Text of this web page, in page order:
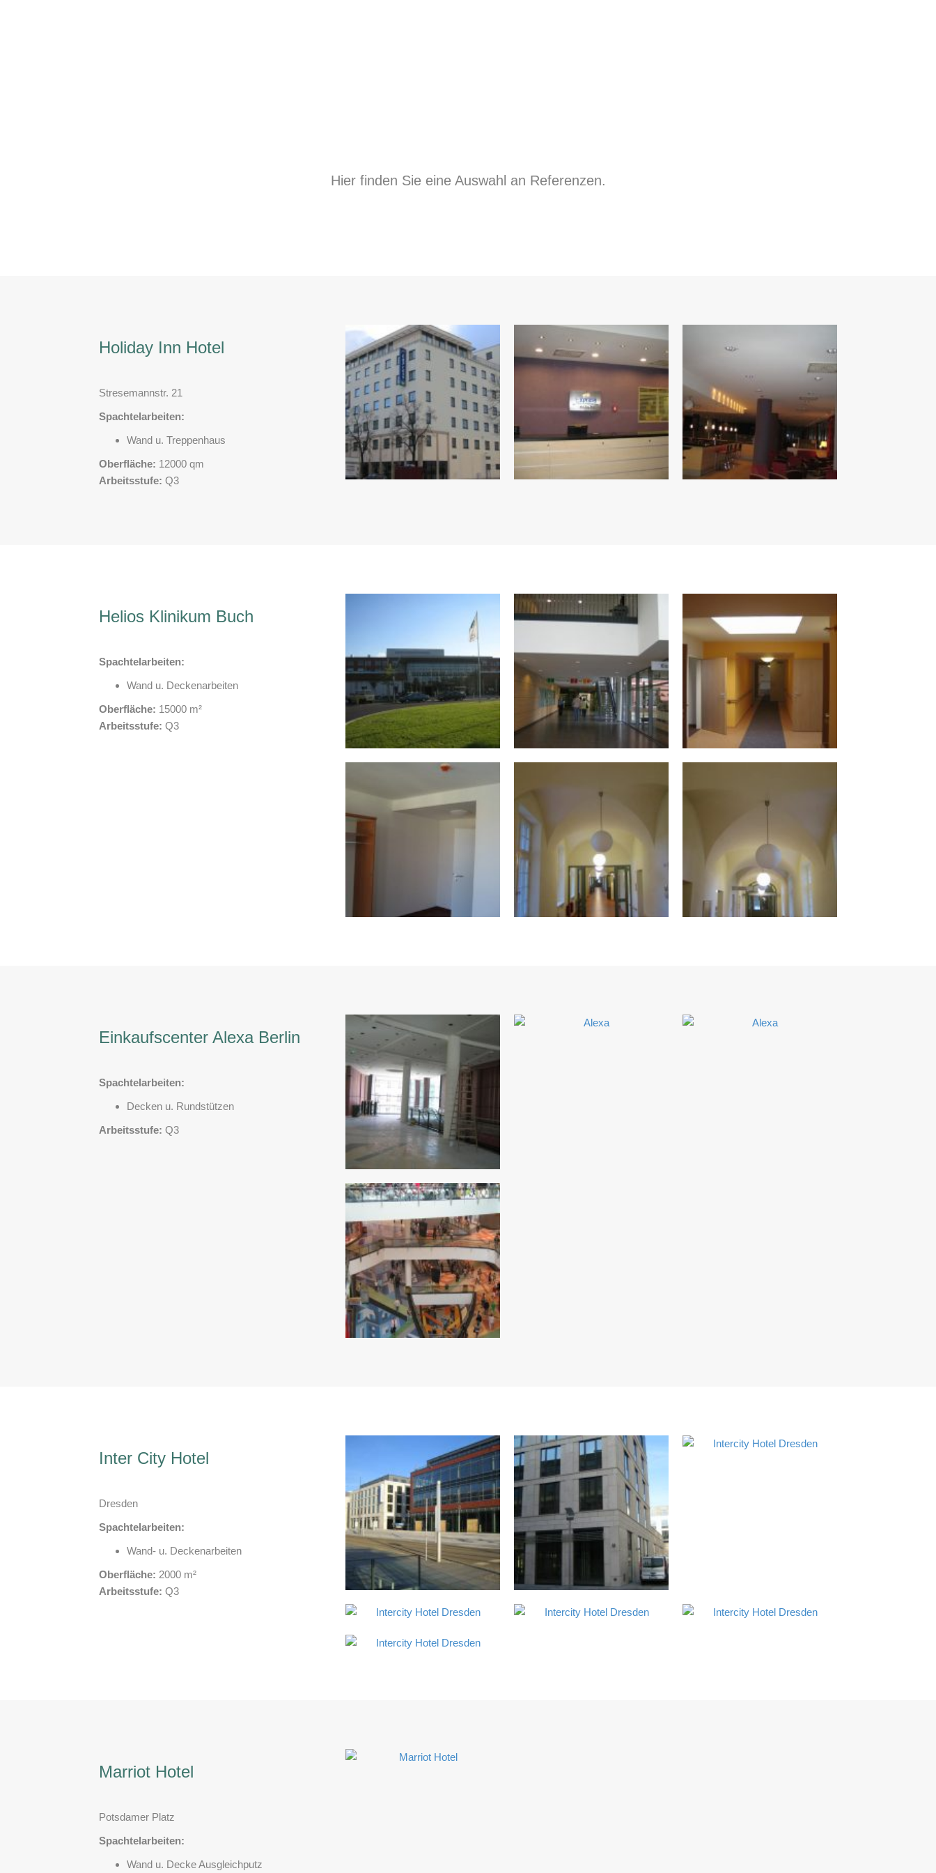
Hier finden Sie eine Auswahl an Referenzen.
Holiday Inn Hotel
Stresemannstr. 21
Spachtelarbeiten:
Wand u. Treppenhaus
Oberfläche: 12000 qm
Arbeitsstufe: Q3
Helios Klinikum Buch
Spachtelarbeiten:
Wand u. Deckenarbeiten
Oberfläche: 15000 m²
Arbeitsstufe: Q3
Einkaufscenter Alexa Berlin
Spachtelarbeiten:
Decken u. Rundstützen
Arbeitsstufe: Q3
Inter City Hotel
Dresden
Spachtelarbeiten:
Wand- u. Deckenarbeiten
Oberfläche: 2000 m²
Arbeitsstufe: Q3
Marriot Hotel
Potsdamer Platz
Spachtelarbeiten:
Wand u. Decke Ausgleichputz